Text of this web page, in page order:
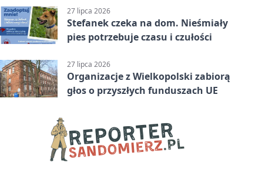
27 lipca 2026
Stefanek czeka na dom. Nieśmiały
pies potrzebuje czasu i czułości
27 lipca 2026
Organizacje z Wielkopolski zabiorą
głos o przyszłych funduszach UE